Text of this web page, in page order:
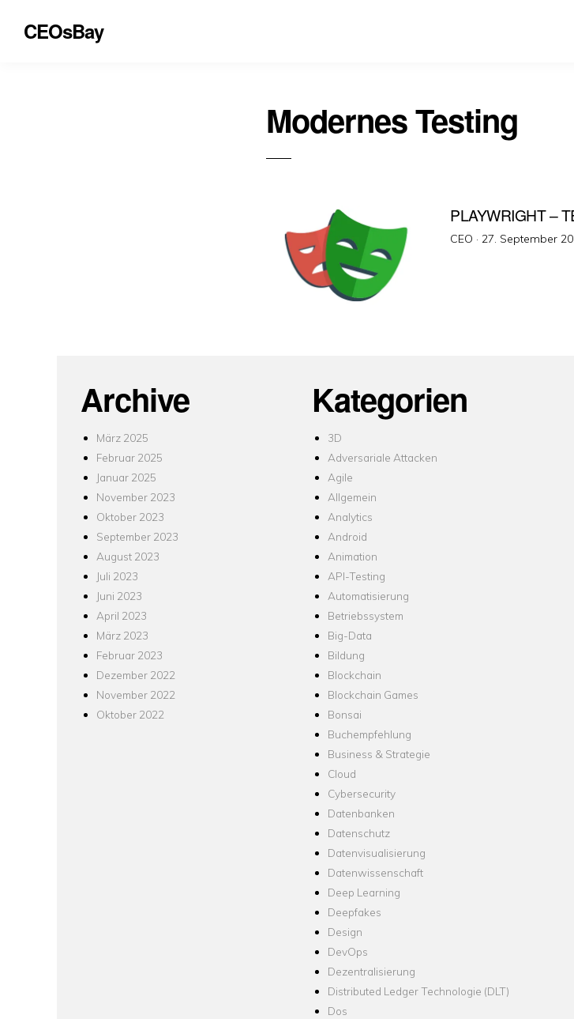
CEOsBay
Modernes Testing
PLAYWRIGHT –
CEO · Veröffentlicht
27. September
Archive
März 2025
Februar 2025
Januar 2025
November 2023
Oktober 2023
September 2023
August 2023
Juli 2023
Juni 2023
April 2023
März 2023
Februar 2023
Dezember 2022
November 2022
Oktober 2022
Kategorien
3D
Adversariale Attacken
Agile
Allgemein
Analytics
Android
Animation
API-Testing
Automatisierung
Betriebssystem
Big-Data
Bildung
Blockchain
Blockchain Games
Bonsai
Buchempfehlung
Business & Strategie
Cloud
Cybersecurity
Datenbanken
Datenschutz
Datenvisualisierung
Datenwissenschaft
Deep Learning
Deepfakes
Design
DevOps
Dezentralisierung
Distributed Ledger Technologie (DLT)
Dos